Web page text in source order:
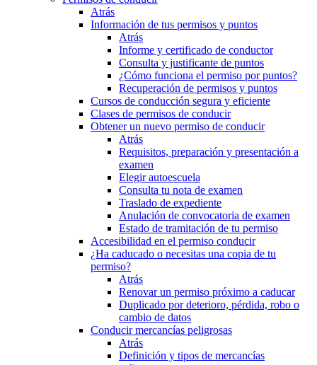
Atrás
Información de tus permisos y puntos
Atrás
Informe y certificado de conductor
Consulta y justificante de puntos
¿Cómo funciona el permiso por puntos?
Recuperación de permisos y puntos
Cursos de conducción segura y eficiente
Clases de permisos de conducir
Obtener un nuevo permiso de conducir
Atrás
Requisitos, preparación y presentación a
examen
Elegir autoescuela
Consulta tu nota de examen
Traslado de expediente
Anulación de convocatoria de examen
Estado de tramitación de tu permiso
Accesibilidad en el permiso conducir
¿Ha caducado o necesitas una copia de tu
permiso?
Atrás
Renovar un permiso próximo a caducar
Duplicado por deterioro, pérdida, robo o
cambio de datos
Conducir mercancías peligrosas
Atrás
Definición y tipos de mercancías